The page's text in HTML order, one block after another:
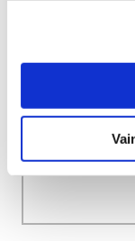
1558-1636 |
1558-